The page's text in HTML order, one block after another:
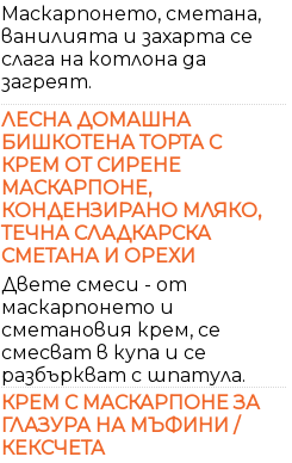
Маскарпонето, сметана,
ванилията и захарта се
слага на котлона да
загреят.
ЛЕСНА ДОМАШНА
БИШКОТЕНА ТОРТА С
КРЕМ ОТ СИРЕНЕ
МАСКАРПОНЕ,
КОНДЕНЗИРАНО МЛЯКО,
ТЕЧНА СЛАДКАРСКА
СМЕТАНА И ОРЕХИ
Двете смеси - от
маскарпонето и
сметановия крем, се
смесват в купа и се
разбъркват с шпатула.
КРЕМ С МАСКАРПОНЕ ЗА
ГЛАЗУРА НА МЪФИНИ /
КЕКСЧЕТА